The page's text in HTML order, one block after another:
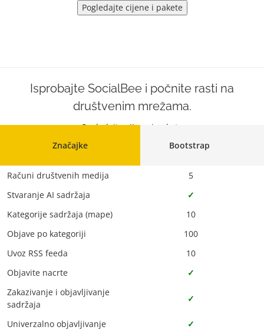
Pogledajte cijene i pakete
Isprobajte SocialBee i počnite rasti na
društvenim mrežama.
Pogledajte cijene i pakete
Značajke
Bootstrap
Računi društvenih medija
5
Stvaranje AI sadržaja
✓
Kategorije sadržaja (mape)
10
Objave po kategoriji
100
Uvoz RSS feeda
10
Objavite nacrte
✓
Zakazivanje i objavljivanje
sadržaja
✓
Univerzalno objavljivanje
✓